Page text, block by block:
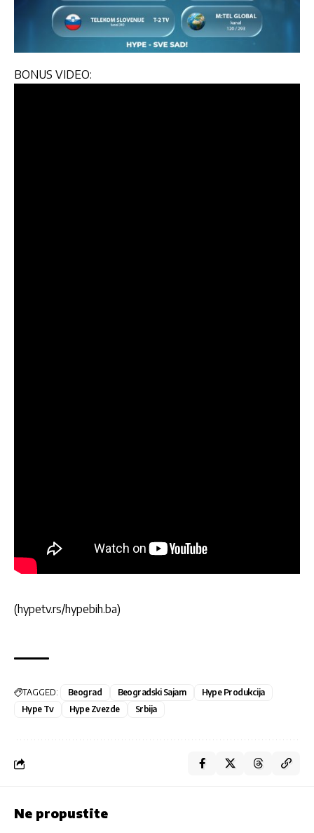
BONUS VIDEO:
(hypetv.rs/hypebih.ba)
TAGGED: Beograd Beogradski Sajam
Hype Produkcija
Hype Tv
Hype Zvezde Srbija
Ne propustite